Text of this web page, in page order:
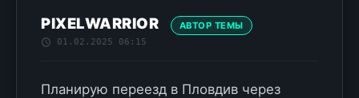
PIXELWARRIOR АВТОР ТЕМЫ
01.02.2025 06:15
Планирую переезд в Пловдив через